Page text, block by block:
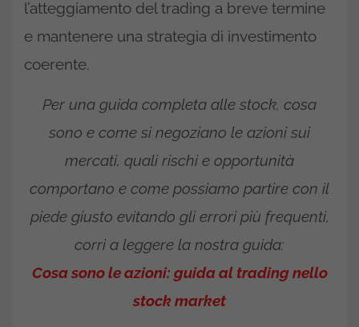
l’atteggiamento del trading a breve termine
e mantenere una strategia di investimento
coerente.
Per una guida completa alle stock, cosa
sono e come si negoziano le azioni sui
mercati, quali rischi e opportunità
comportano e come possiamo partire con il
piede giusto evitando gli errori più frequenti,
corri a leggere la nostra guida:
Cosa sono le azioni: guida al trading nello
stock market